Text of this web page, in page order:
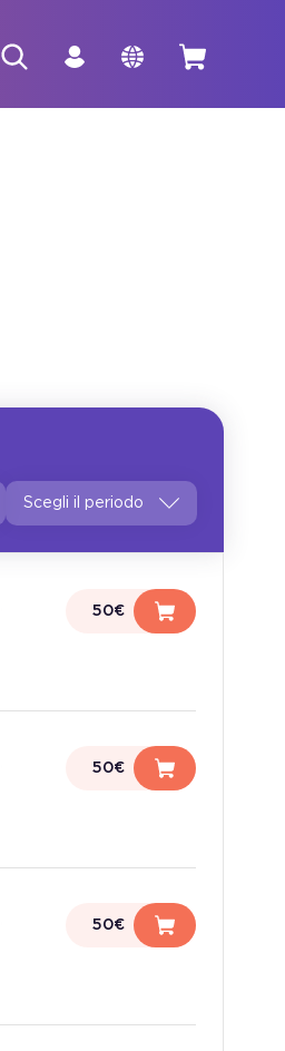
50€
50€
50€